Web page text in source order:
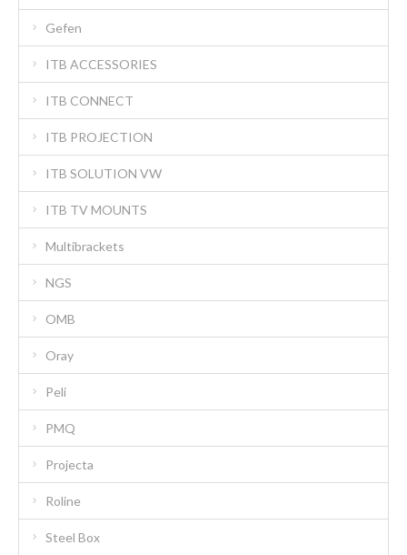
Gefen
ITB ACCESSORIES
ITB CONNECT
ITB PROJECTION
ITB SOLUTION VW
ITB TV MOUNTS
Multibrackets
NGS
OMB
Oray
Peli
PMQ
Projecta
Roline
Steel Box